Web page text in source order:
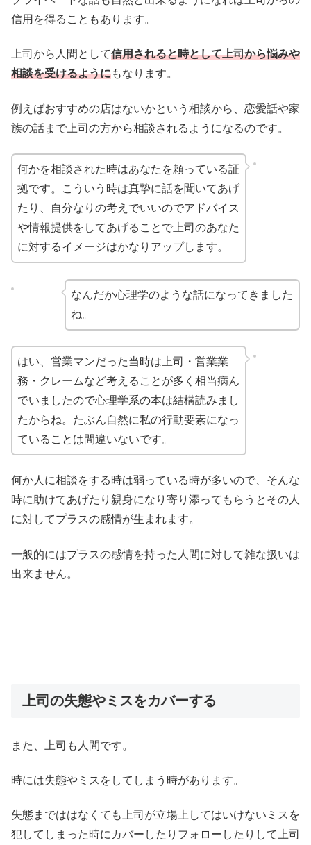
信用を得ることもあります。
上司から人間として信用されると時として上司から悩みや
相談を受けるようにもなります。
例えばおすすめの店はないかという相談から、恋愛話や家
族の話まで上司の方から相談されるようになるのです。
何かを相談された時はあなたを頼っている証
拠です。こういう時は真摯に話を聞いてあげ
たり、自分なりの考えでいいのでアドバイス
や情報提供をしてあげることで上司のあなた
に対するイメージはかなりアップします。
なんだか心理学のような話になってきました
ね。
はい、営業マンだった当時は上司・営業業
務・クレームなど考えることが多く相当病ん
でいましたので心理学系の本は結構読みまし
たからね。たぶん自然に私の行動要素になっ
ていることは間違いないです。
何か人に相談をする時は弱っている時が多いので、そんな
時に助けてあげたり親身になり寄り添ってもらうとその人
に対してプラスの感情が生まれます。
一般的にはプラスの感情を持った人間に対して雑な扱いは
出来ません。
上司の失態やミスをカバーする
また、上司も人間です。
時には失態やミスをしてしまう時があります。
失態までははなくても上司が立場上してはいけないミスを
犯してしまった時にカバーしたりフォローしたりして上司